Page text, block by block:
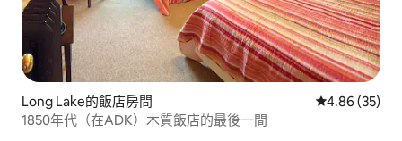
Long Lake的飯店房間 從 35 則評價
4.86 (35)
1850年代（在ADK）木質飯店的最後一間